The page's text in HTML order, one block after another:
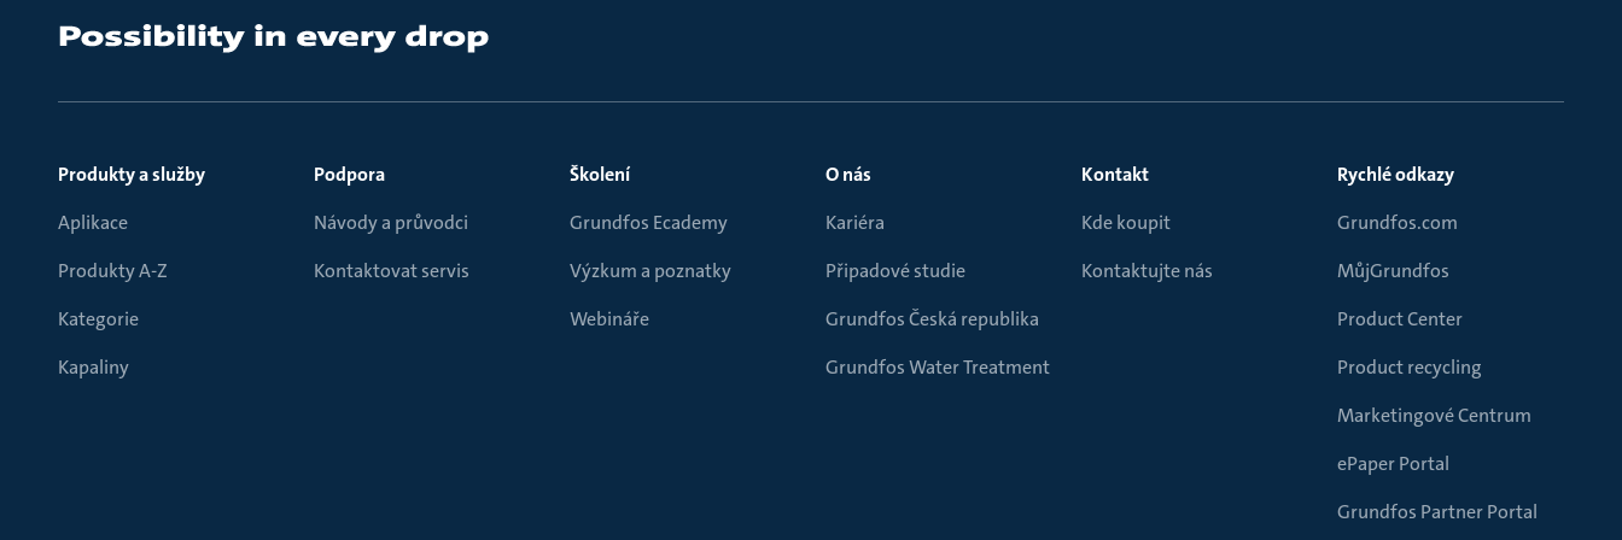
Produkty a služby
Aplikace
Produkty A-Z
Kategorie
Kapaliny
Podpora
Návody a průvodci
Kontaktovat servis
Školení
Grundfos Ecademy
Výzkum a poznatky
Webináře
O nás
Kariéra
Připadové studie
Grundfos Česká republika
Grundfos Water Treatment
Kontakt
Kde koupit
Kontaktujte nás
Rychlé odkazy
Grundfos.com
MůjGrundfos
Product Center
Product recycling
Marketingové Centrum
ePaper Portal
Grundfos Partner Portal